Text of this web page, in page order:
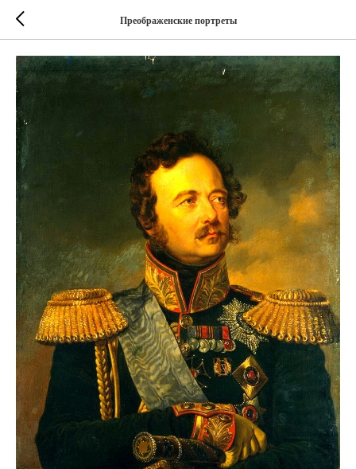
Преображенские портреты